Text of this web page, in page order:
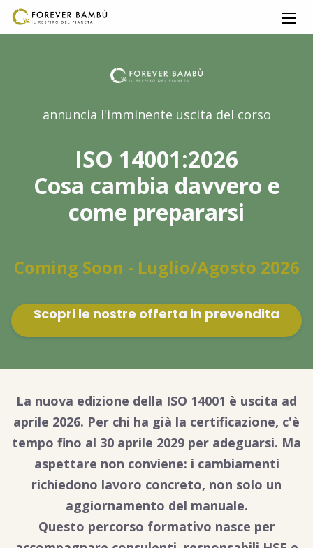
annuncia l'imminente uscita del corso
ISO 14001:2026
Cosa cambia davvero e
come prepararsi
Coming Soon - Luglio/Agosto 2026
Scopri le nostre offerta in prevendita
La nuova edizione della ISO 14001 è uscita ad
aprile 2026. Per chi ha già la certificazione, c'è
tempo fino al 30 aprile 2029 per adeguarsi. Ma
aspettare non conviene: i cambiamenti
richiedono lavoro concreto, non solo un
aggiornamento del manuale.
Questo percorso formativo nasce per